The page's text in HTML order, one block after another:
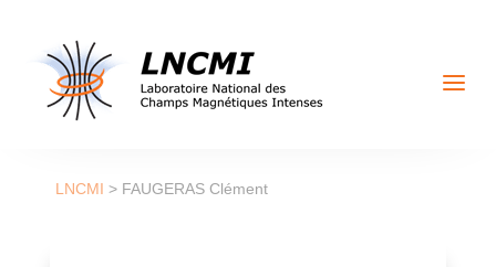
a
LNCMI > FAUGERAS Clément